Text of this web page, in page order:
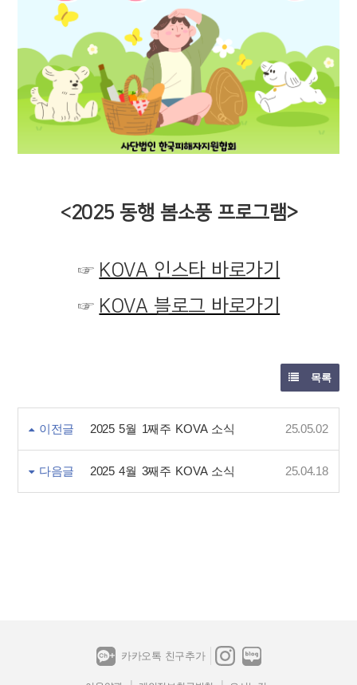
<2025 동행 봄소풍 프로그램>
☞ KOVA 인스타 바로가기
☞ KOVA 블로그 바로가기
목록
이전글 2025 5월 1째주 KOVA 소식 25.05.02
다음글 2025 4월 3째주 KOVA 소식 25.04.18
카카오톡 친구추가